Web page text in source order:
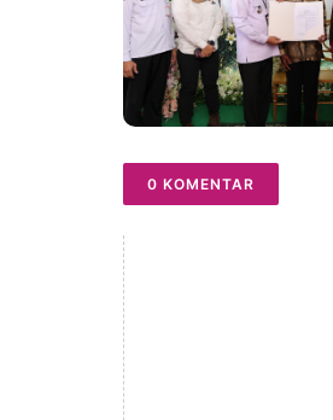
0 KOMENTAR